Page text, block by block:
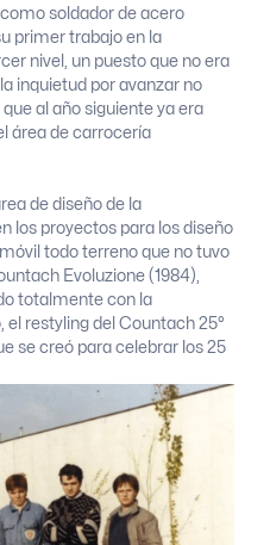
soldador de acero
primer trabajo en la
nivel, un puesto que no era
inquietud por avanzar no
al año siguiente ya era
área de carrocería
de diseño de la
los proyectos para los diseño
todo terreno que no tuvo
Evoluzione (1984),
totalmente con la
el restyling del Countach 25°
se creó para celebrar los 25